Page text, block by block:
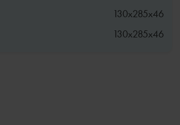
130x285x46
130x285x46